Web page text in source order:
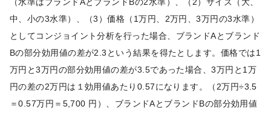
中、小の3水準）、（3）価格（1万円、2万円、3万円の3水準）
としてコンジョイント分析を行った場合、ブランドAとブランド
Bの部分効用値の差が2.3という結果を得たとします。価格では1
万円と3万円の部分効用値の差が3.5であった場合、3万円と1万
円の差の2万円は１効用値あたり0.57になります。（2万円÷3.5
＝0.57万円＝5,700 円）、ブランドAとブランドBの部分効用値